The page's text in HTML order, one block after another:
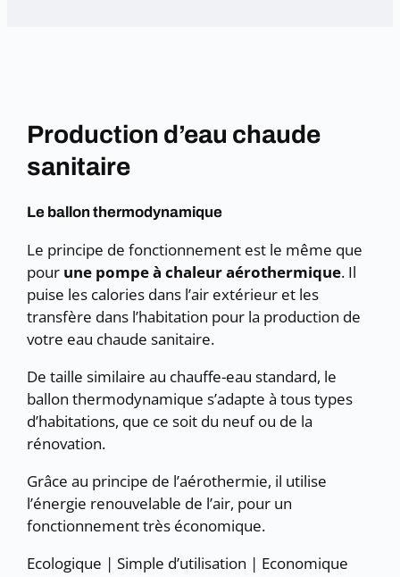
Production d’eau chaude
sanitaire
Le ballon thermodynamique
Le principe de fonctionnement est le même que
pour une pompe à chaleur aérothermique. Il
puise les calories dans l’air extérieur et les
transfère dans l’habitation pour la production de
votre eau chaude sanitaire.
De taille similaire au chauffe-eau standard, le
ballon thermodynamique s’adapte à tous types
d’habitations, que ce soit du neuf ou de la
rénovation.
Grâce au principe de l’aérothermie, il utilise
l’énergie renouvelable de l’air, pour un
fonctionnement très économique.
Ecologique | Simple d’utilisation | Economique